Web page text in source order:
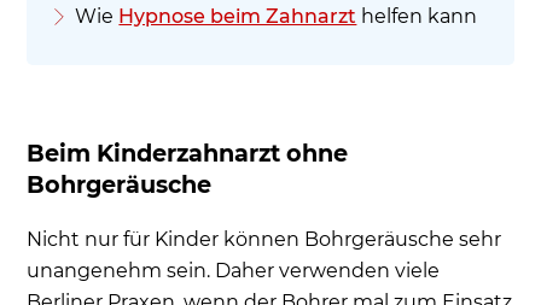
Wie Hypnose beim Zahnarzt helfen kann
Beim Kinderzahnarzt ohne
Bohrgeräusche
Nicht nur für Kinder können Bohrgeräusche sehr
unangenehm sein. Daher verwenden viele